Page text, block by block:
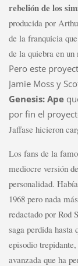
rebelión de los
producida por
de la franquicia
de la quiebra en
Pero este
Jamie Moss y
Genesis: Ape
por fin el
Jaffase hicieron
Los fans de la
mediocre versión
personalidad.
1968 pero nada
redactado por Rod
saga perdida hasta
episodio
avanzada que ha